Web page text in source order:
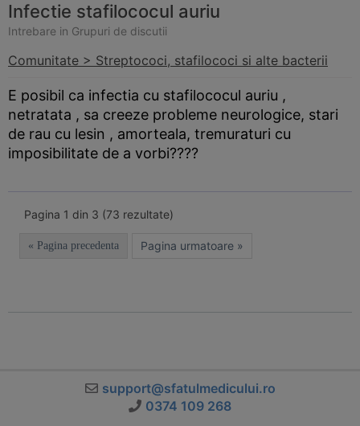
Infectie stafilococul auriu
Intrebare in Grupuri de discutii
Comunitate > Streptococi, stafilococi si alte bacterii
E posibil ca infectia cu stafilococul auriu ,
netratata , sa creeze probleme neurologice, stari
de rau cu lesin , amorteala, tremuraturi cu
imposibilitate de a vorbi????
Pagina 1 din 3 (73 rezultate)
« Pagina precedenta Pagina urmatoare »
support@sfatulmedicului.ro
0374 109 268